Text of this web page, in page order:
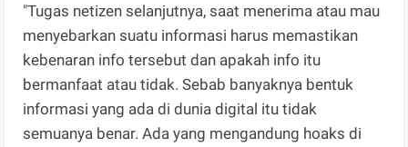
"Tugas netizen selanjutnya, saat menerima atau mau
menyebarkan suatu informasi harus memastikan
kebenaran info tersebut dan apakah info itu
bermanfaat atau tidak. Sebab banyaknya bentuk
informasi yang ada di dunia digital itu tidak
semuanya benar. Ada yang mengandung hoaks di